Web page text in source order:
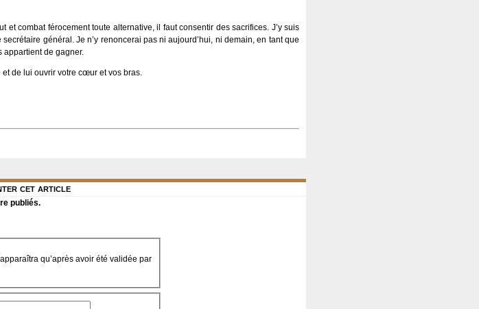
combat férocement toute alternative, il faut consentir des sacrifices. J’y suis
général. Je n’y renoncerai pas ni aujourd’hui, ni demain, en tant que
appartient de gagner.
de lui ouvrir votre cœur et vos bras.
cet article
publiés.
qu’après avoir été validée par